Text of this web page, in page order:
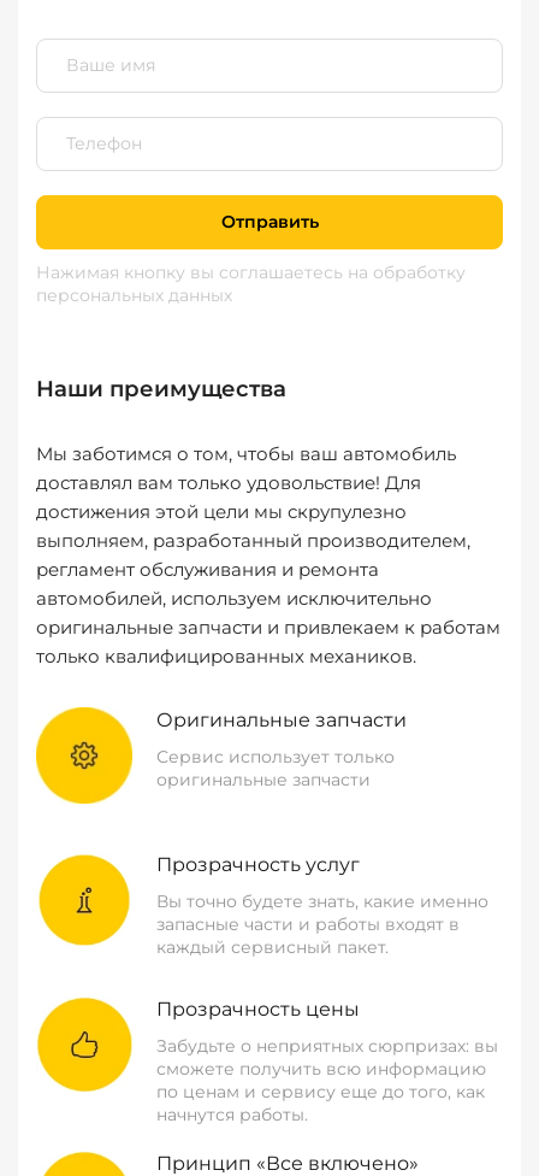
Отправить
Нажимая кнопку вы соглашаетесь на обработку
персональных данных
Наши преимущества
Мы заботимся о том, чтобы ваш автомобиль
доставлял вам только удовольствие! Для
достижения этой цели мы скрупулезно
выполняем, разработанный производителем,
регламент обслуживания и ремонта
автомобилей, используем исключительно
оригинальные запчасти и привлекаем к работам
только квалифицированных механиков.
Оригинальные запчасти
Сервис использует только
оригинальные запчасти
Прозрачность услуг
Вы точно будете знать, какие именно
запасные части и работы входят в
каждый сервисный пакет.
Прозрачность цены
Забудьте о неприятных сюрпризах: вы
сможете получить всю информацию
по ценам и сервису еще до того, как
начнутся работы.
Принцип «Все включено»